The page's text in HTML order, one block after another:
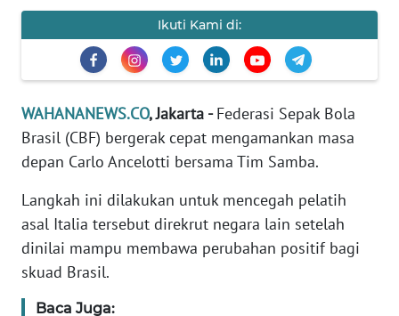
Ikuti Kami di:
WAHANANEWS.CO, Jakarta -Federasi Sepak Bola
Brasil (CBF) bergerak cepat mengamankan masa
depan Carlo Ancelotti bersama Tim Samba.
Langkah ini dilakukan untuk mencegah pelatih
asal Italia tersebut direkrut negara lain setelah
dinilai mampu membawa perubahan positif bagi
skuad Brasil.
Baca Juga:
OLAHRAGA
EDITORIAL
INDEKS
BERITA
KAMI